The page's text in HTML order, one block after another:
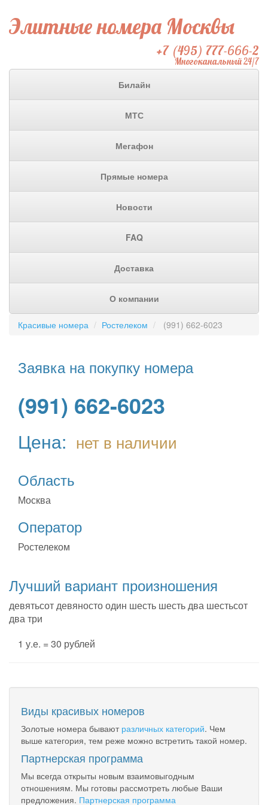
Элитные номера Москвы
+7 (495) 777-666-2
Многоканальный 24/7
Билайн
МТС
Мегафон
Прямые номера
Новости
FAQ
Доставка
О компании
Красивые номера Ростелеком (991) 662-6023
Заявка на покупку номера
(991) 662-6023
Цена: нет в наличии
Область
Москва
Оператор
Ростелеком
Лучший вариант произношения
девятьсот девяносто один шесть шесть два шестьсот
два три
1 у.е. = 30 рублей
Виды красивых номеров
Золотые номера бывают различных категорий. Чем
выше категория, тем реже можно встретить такой номер.
Партнерская программа
Мы всегда открыты новым взаимовыгодным
отношениям. Мы готовы рассмотреть любые Ваши
предложения. Партнерская программа